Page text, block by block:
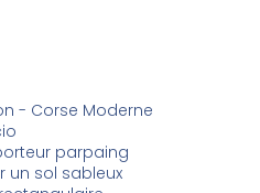
- Corse Moderne
parpaing
un sol sableux